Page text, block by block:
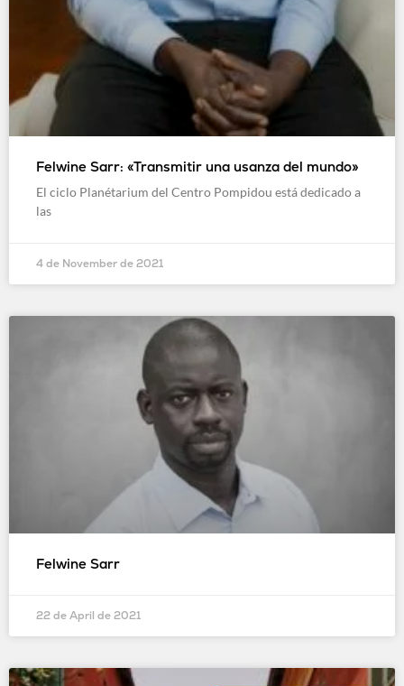
Felwine Sarr: «Transmitir una usanza del mundo»
El ciclo Planétarium del Centro Pompidou está dedicado a
las
4 de November de 2021
Felwine Sarr
22 de April de 2021